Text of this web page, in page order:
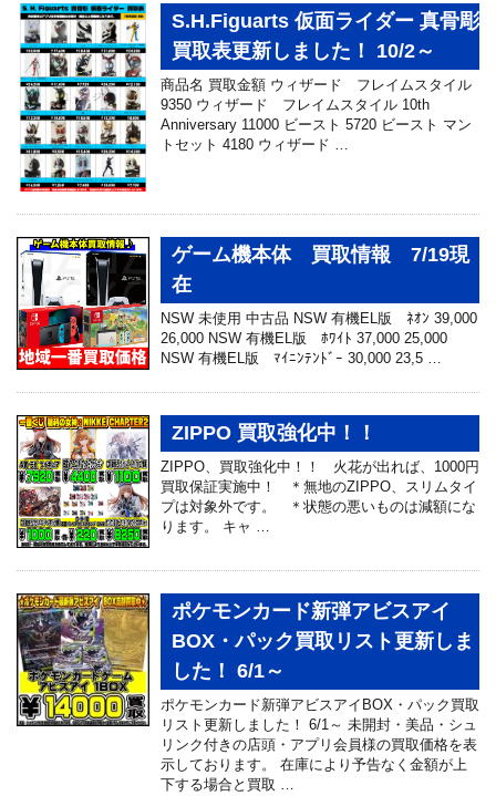
S.H.Figuarts 仮面ライダー 真骨彫
買取表更新しました！ 10/2～
商品名 買取金額 ウィザード フレイムスタイル
9350 ウィザード フレイムスタイル 10th
Anniversary 11000 ビースト 5720 ビースト マン
トセット 4180 ウィザード …
ゲーム機本体 買取情報 7/19現
在
NSW 未使用 中古品 NSW 有機EL版 ﾈｵﾝ 39,000
26,000 NSW 有機EL版 ﾎﾜｲﾄ 37,000 25,000
NSW 有機EL版 ﾏｲﾆﾝﾃﾝﾄﾞｰ 30,000 23,5 …
ZIPPO 買取強化中！！
ZIPPO、買取強化中！！ 火花が出れば、1000円
買取保証実施中！ ＊無地のZIPPO、スリムタイ
プは対象外です。 ＊状態の悪いものは減額にな
ります。 キャ …
ポケモンカード新弾アビスアイ
BOX・パック買取リスト更新しま
した！ 6/1～
ポケモンカード新弾アビスアイBOX・パック買取
リスト更新しました！ 6/1～ 未開封・美品・シュ
リンク付きの店頭・アプリ会員様の買取価格を表
示しております。 在庫により予告なく金額が上
下する場合と買取 …